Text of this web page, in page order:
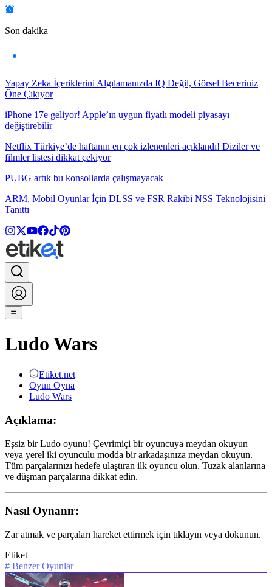
Son dakika
Yapay Zeka İçeriklerini Algılamanızda IQ Değil, Görsel Beceriniz
Öne Çıkıyor
iPhone 17e geliyor! Apple’ın uygun fiyatlı modeli piyasayı
değiştirebilir
Netflix Türkiye’de haftanın en çok izlenenleri açıklandı! Diziler ve
filmler listesi dikkat çekiyor
PUBG artık bu konsollarda çalışmayacak
ARM, Mobil Oyunlar İçin DLSS ve FSR Rakibi NSS Teknolojisini
Tanıttı
Ludo Wars
Etiket.net
Oyun Oyna
Ludo Wars
Açıklama:
Eşsiz bir Ludo oyunu! Çevrimiçi bir oyuncuya meydan okuyun
veya yerel iki oyunculu modda bir arkadaşınıza meydan okuyun.
Tüm parçalarınızı hedefe ulaştıran ilk oyuncu olun. Tuzak alanlarına
ve düşman parçalarına dikkat edin.
Nasıl Oynanır:
Zar atmak ve parçaları hareket ettirmek için tıklayın veya dokunun.
Etiket
# Benzer Oyunlar